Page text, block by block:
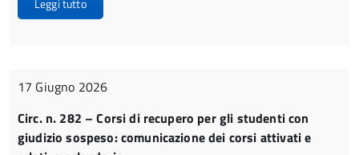
Leggi tutto
17 Giugno 2026
Circ. n. 282 – Corsi di recupero per gli studenti con
giudizio sospeso: comunicazione dei corsi attivati e